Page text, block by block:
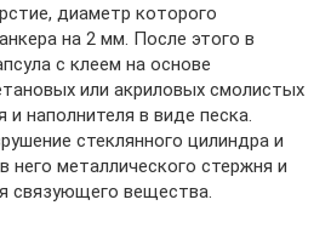
диаметр которого
на 2 мм. После этого в
с клеем на основе
или акриловых смолистых
наполнителя в виде песка.
стеклянного цилиндра и
него металлического стержня и
связующего вещества.